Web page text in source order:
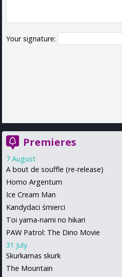
Your signature:
Premieres
7 August
A bout de souffle (re-release)
Homo Argentum
Ice Cream Man
Kandydaci śmierci
Toi yama-nami no hikari
PAW Patrol: The Dino Movie
31 July
Skurkarnas skurk
The Mountain